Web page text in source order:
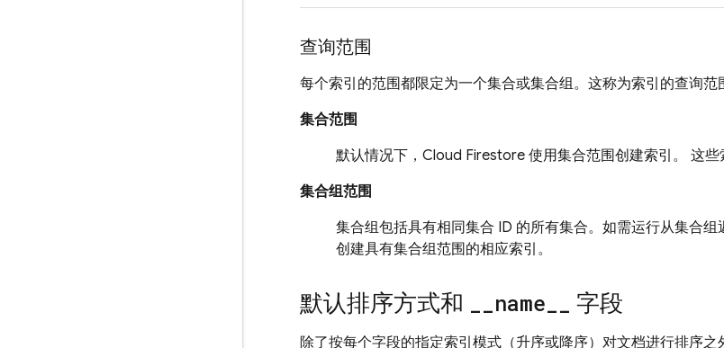
查询范围
每个索引的范围都限定为一个集合或集合组。这称为索引的查询范
集合范围
默认情况下， Cloud Firestore 使用集合范围创建索引。 这些
集合组范围
集合组包括具有相同集合 ID 的所有集合。如需运行从集合
创建具有集合组范围的相应索引。
默认排序方式和 name 字段
除了按每个字段的指定索引模式（升序或降序）对文档进行排序